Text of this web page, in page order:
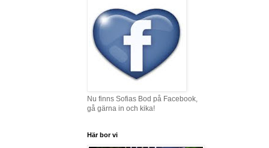
Nu finns Sofias Bod på Facebook,
gå gärna in och kika!
Här bor vi